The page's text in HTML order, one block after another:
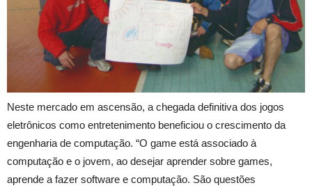
Neste mercado em ascensão, a chegada definitiva dos jogos
eletrônicos como entretenimento beneficiou o crescimento da
engenharia de computação. “O game está associado à
computação e o jovem, ao desejar aprender sobre games,
aprende a fazer software e computação. São questões